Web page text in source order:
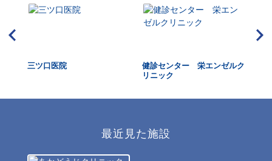
三ツ口医院
健診センター 栄エンゼルク
リニック
最近見た施設